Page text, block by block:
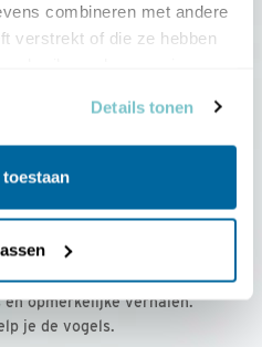
combineren met andere
verstrekt of die ze hebben
Details tonen
voor € 36,00 per jaar
onze leden, met
opmerkelijke verhalen.
je de vogels.